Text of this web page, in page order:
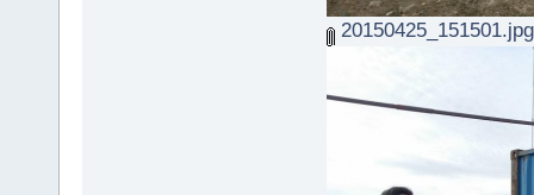
20150425_151501.jpg